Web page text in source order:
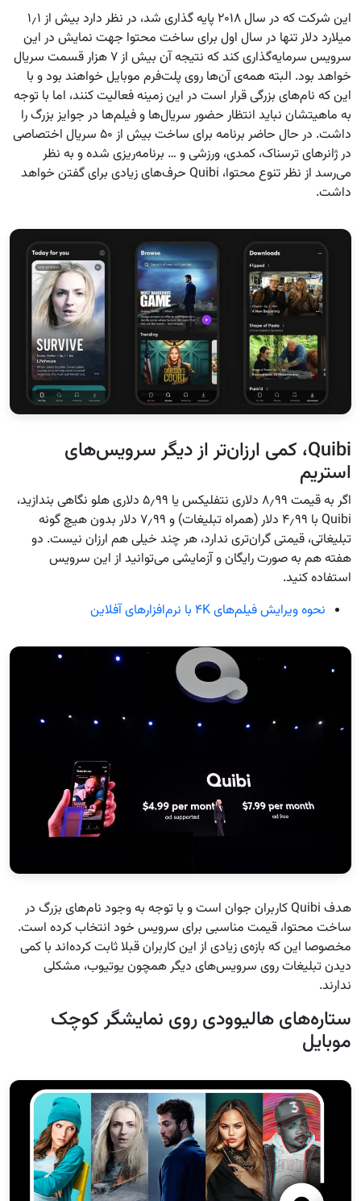
این شرکت که در سال ۲۰۱۸ پایه گذاری شد، در نظر دارد بیش از ۱٫۱
میلارد دلار تنها در سال اول برای ساخت محتوا جهت نمایش در این
سرویس سرمایه‌گذاری کند که نتیجه آن بیش از ۷ هزار قسمت سریال
خواهد بود. البته همه‌ی آن‌ها روی پلت‌فرم موبایل خواهند بود و با
این که نام‌های بزرگی قرار است در این زمینه فعالیت کنند، اما با توجه
به ماهیتشان نباید انتظار حضور سریال‌ها و فیلم‌ها در جوایز بزرگ را
داشت. در حال حاضر برنامه برای ساخت بیش از ۵۰ سریال اختصاصی
در ژانرهای ترسناک، کمدی، ورزشی و … برنامه‌ریزی شده و به نظر
می‌رسد از نظر تنوع محتوا، Quibi حرف‌های زیادی برای گفتن خواهد
داشت.
Quibi، کمی ارزان‌تر از دیگر سرویس‌های
استریم
اگر به قیمت ۸٫۹۹ دلاری نتفلیکس یا ۵٫۹۹ دلاری هلو نگاهی بندازید،
Quibi با ۴٫۹۹ دلار (همراه تبلیغات) و ۷٫۹۹ دلار بدون هیچ گونه
تبلیغاتی، قیمتی گران‌تری ندارد، هر چند خیلی هم ارزان نیست. دو
هفته هم به صورت رایگان و آزمایشی می‌توانید از این سرویس
استفاده کنید.
نحوه ویرایش فیلم‌های ۴K با نرم‌افزارهای آفلاین
هدف Quibi کاربران جوان است و با توجه به وجود نام‌های بزرگ در
ساخت محتوا، قیمت مناسبی برای سرویس خود انتخاب کرده است.
مخصوصا این که بازه‌ی زیادی از این کاربران قبلا ثابت کرده‌اند با کمی
دیدن تبلیغات روی سرویس‌های دیگر همچون یوتیوب، مشکلی
ندارند.
ستاره‌های هالیوودی روی نمایشگر کوچک
موبایل